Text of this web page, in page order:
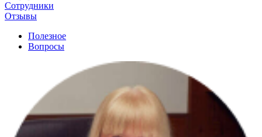
Сотрудники
Отзывы
Полезное
Вопросы